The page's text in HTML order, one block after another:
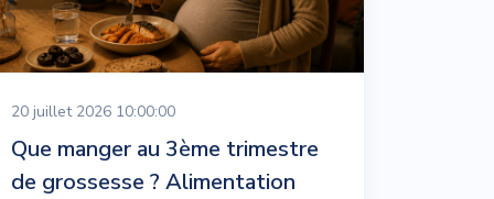
20 juillet 2026 10:00:00
Que manger au 3ème trimestre
de grossesse ? Alimentation